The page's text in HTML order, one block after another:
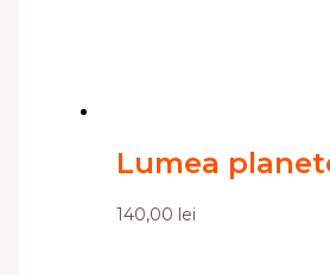
Lumea
140,00 lei